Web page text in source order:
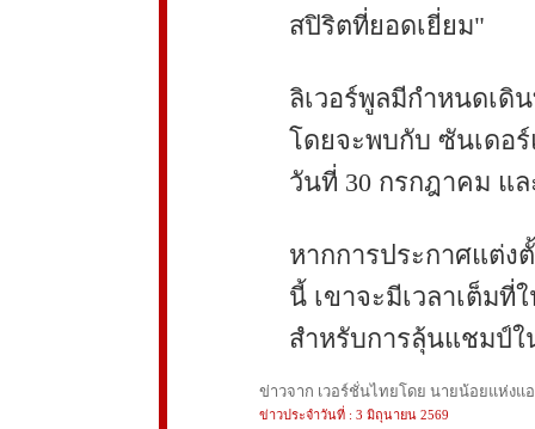
สปิริตที่ยอดเยี่ยม"
ลิเวอร์พูลมีกำหนดเดิ
โดยจะพบกับ ซันเดอ
วันที่ 30 กรกฎาคม แ
หากการประกาศแต่ง
นี้ เขาจะมีเวลาเต็มที่
สำหรับการลุ้นแชมป์ใ
ข่าวจาก เวอร์ชั่นไทยโดย นายน้อยแห่งแ
ข่าวประจำวันที่ : 3 มิถุนายน 2569